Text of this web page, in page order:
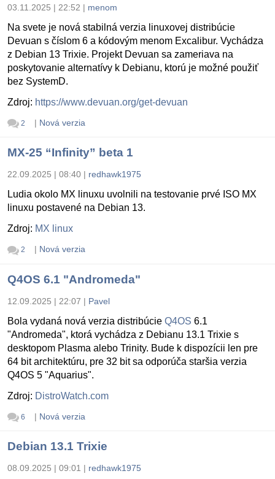
03.11.2025 | 22:52 | menom
Na svete je nová stabilná verzia linuxovej distribúcie
Devuan s číslom 6 a kódovým menom Excalibur. Vychádza
z Debian 13 Trixie. Projekt Devuan sa zameriava na
poskytovanie alternatívy k Debianu, ktorú je možné použiť
bez SystemD.
Zdroj: https://www.devuan.org/get-devuan
2 | Nová verzia
MX-25 “Infinity” beta 1
22.09.2025 | 08:40 | redhawk1975
Ludia okolo MX linuxu uvolnili na testovanie prvé ISO MX
linuxu postavené na Debian 13.
Zdroj: MX linux
2 | Nová verzia
Q4OS 6.1 "Andromeda"
12.09.2025 | 22:07 | Pavel
Bola vydaná nová verzia distribúcie Q4OS 6.1
"Andromeda", ktorá vychádza z Debianu 13.1 Trixie s
desktopom Plasma alebo Trinity. Bude k dispozícii len pre
64 bit architektúru, pre 32 bit sa odporúča staršia verzia
Q4OS 5 "Aquarius".
Zdroj: DistroWatch.com
6 | Nová verzia
Debian 13.1 Trixie
08.09.2025 | 09:01 | redhawk1975